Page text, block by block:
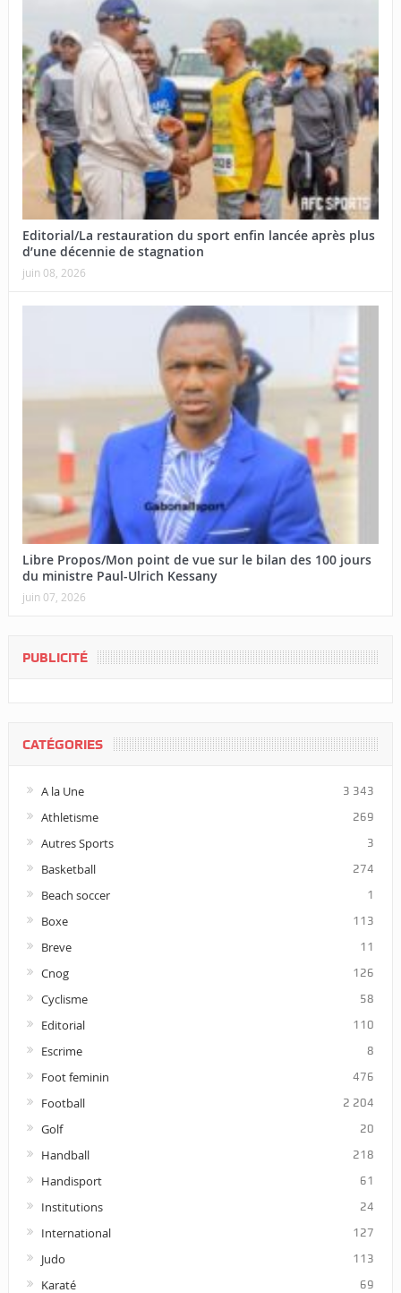
Editorial/La restauration du sport enfin lancée après plus
d’une décennie de stagnation
juin 08, 2026
Libre Propos/Mon point de vue sur le bilan des 100 jours
du ministre Paul-Ulrich Kessany
juin 07, 2026
PUBLICITÉ
CATÉGORIES
A la Une 3 343
Athletisme 269
Autres Sports 3
Basketball 274
Beach soccer 1
Boxe 113
Breve 11
Cnog 126
Cyclisme 58
Editorial 110
Escrime 8
Foot feminin 476
Football 2 204
Golf 20
Handball 218
Handisport 61
Institutions 24
International 127
Judo 113
Karaté 69